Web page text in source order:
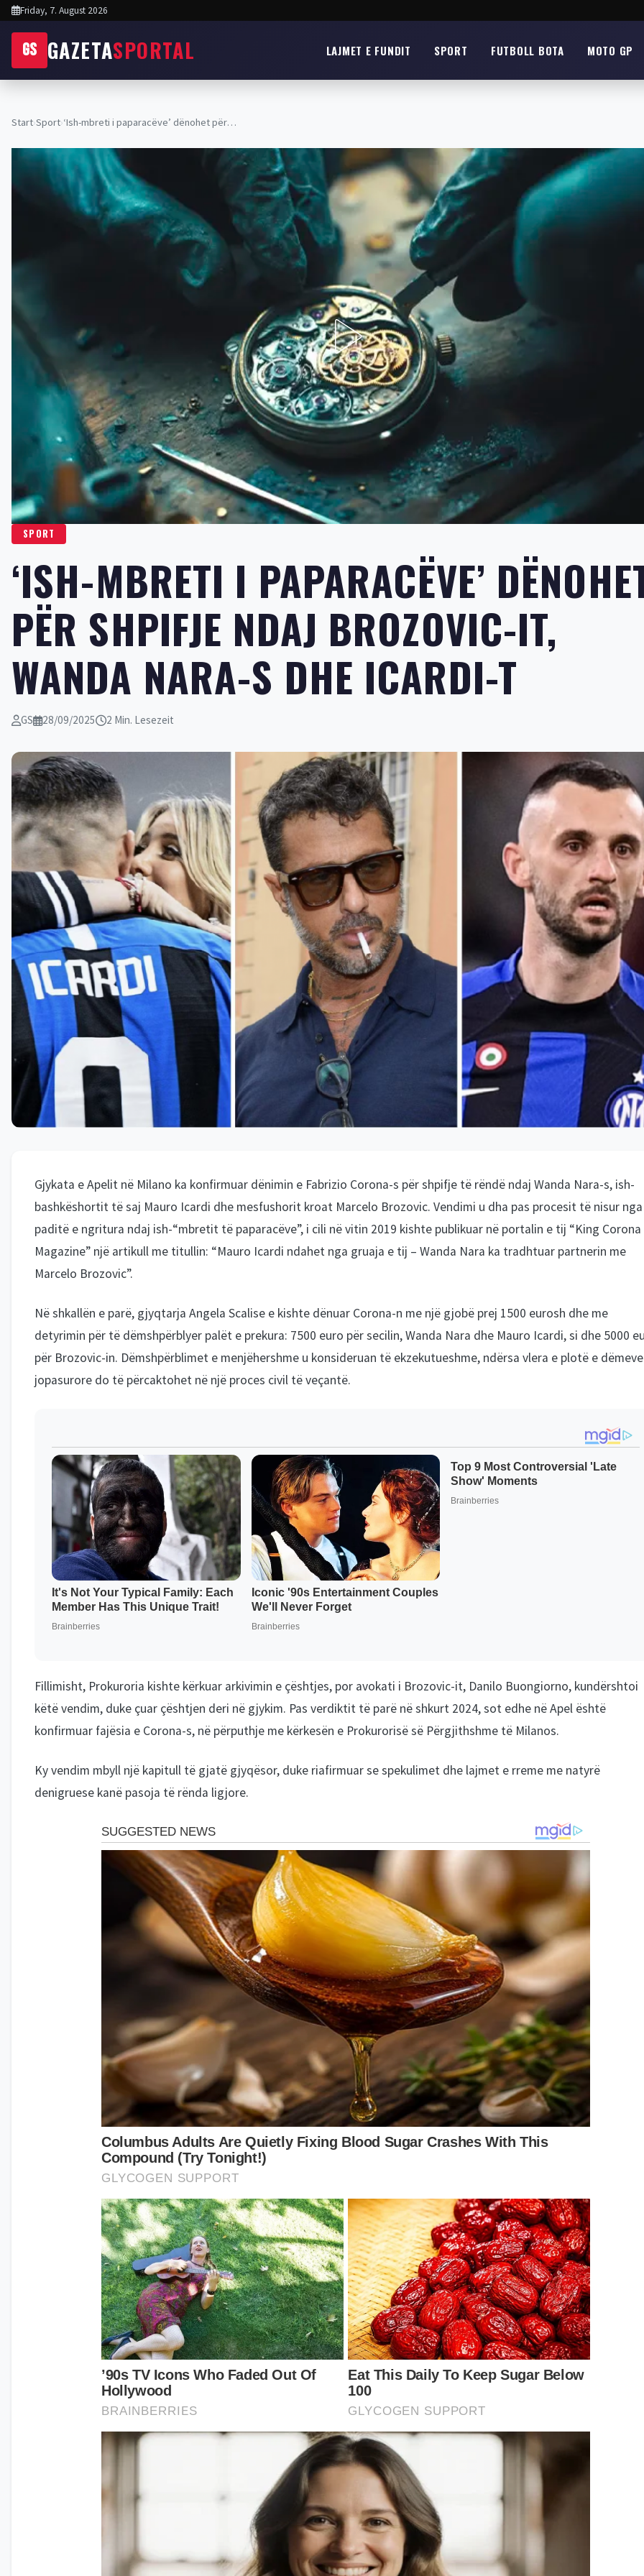
Friday, 7. August 2026
GS GAZETASPORTAL LAJMET E FUNDIT SPORT FUTBOLL BOTA MOTO GP
Start›Sport›‘Ish-mbreti i paparacëve’ dënohet për…
SPORT
‘ISH-MBRETI I PAPARACËVE’
PËR SHPIFJE NDAJ BROZOVIC-IT,
WANDA NARA-S DHE ICARDI-T
GS 28/09/2025 2 Min. Lesezeit
Gjykata e Apelit në Milano ka konfirmuar dënimin e Fabrizio Corona-s për shpifje të rëndë ndaj Wanda Nara-s, ish-
bashkëshortit të saj Mauro Icardi dhe mesfushorit kroat Marcelo Brozovic. Vendimi u dha pas procesit të nisur nga
paditë e ngritura ndaj ish-“mbretit të paparacëve”, i cili në vitin 2019 kishte publikuar në portalin e tij “King Corona
Magazine” një artikull me titullin: “Mauro Icardi ndahet nga gruaja e tij – Wanda Nara ka tradhtuar partnerin me
Marcelo Brozovic”.
Në shkallën e parë, gjyqtarja Angela Scalise e kishte dënuar Corona-n me një gjobë prej 1500 eurosh dhe me
detyrimin për të dëmshpërblyer palët e prekura: 7500 euro për secilin, Wanda Nara dhe Mauro Icardi, si dhe 5000
për Brozovic-in. Dëmshpërblimet e menjëhershme u konsideruan të ekzekutueshme, ndërsa vlera e plotë e dëmeve
jopasurore do të përcaktohet në një proces civil të veçantë.
Fillimisht, Prokuroria kishte kërkuar arkivimin e çështjes, por avokati i Brozovic-it, Danilo Buongiorno, kundërshtoi
këtë vendim, duke çuar çështjen deri në gjykim. Pas verdiktit të parë në shkurt 2024, sot edhe në Apel është
konfirmuar fajësia e Corona-s, në përputhje me kërkesën e Prokurorisë së Përgjithshme të Milanos.
Ky vendim mbyll një kapitull të gjatë gjyqësor, duke riafirmuar se spekulimet dhe lajmet e rreme me natyrë
denigruese kanë pasoja të rënda ligjore.